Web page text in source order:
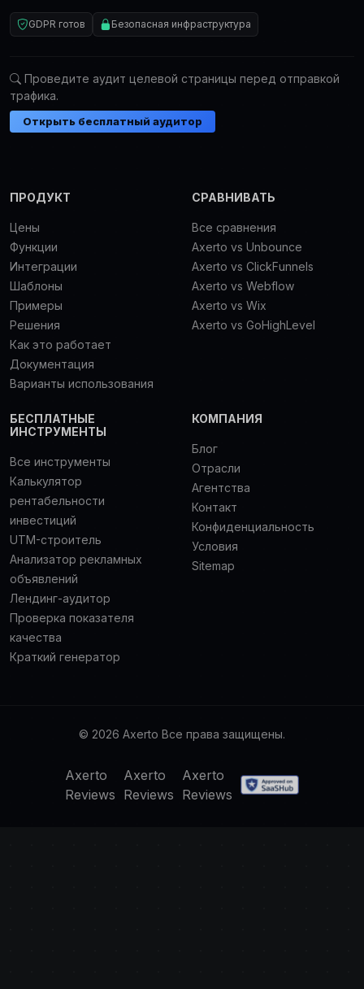
GDPR готов Безопасная инфраструктура
Проведите аудит целевой страницы перед отправкой
трафика.
Открыть бесплатный аудитор
ПРОДУКТ
Цены
Функции
Интеграции
Шаблоны
Примеры
Решения
Как это работает
Документация
Варианты использования
СРАВНИВАТЬ
Все сравнения
Axerto vs Unbounce
Axerto vs ClickFunnels
Axerto vs Webflow
Axerto vs Wix
Axerto vs GoHighLevel
БЕСПЛАТНЫЕ
ИНСТРУМЕНТЫ
Все инструменты
Калькулятор
рентабельности
инвестиций
UTM-строитель
Анализатор рекламных
объявлений
Лендинг-аудитор
Проверка показателя
качества
Краткий генератор
КОМПАНИЯ
Блог
Отрасли
Агентства
Контакт
Конфиденциальность
Условия
Sitemap
© 2026 Axerto Все права защищены.
Axerto
Reviews
Axerto
Reviews
Axerto
Reviews